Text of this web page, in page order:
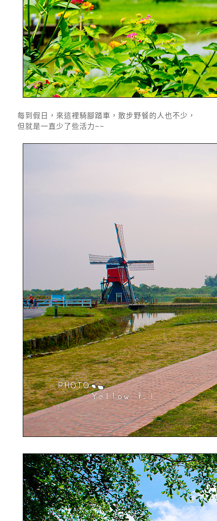
每到假日，來這裡騎腳踏車，散步野餐的人也不少，
但就是一直少了些活力~~